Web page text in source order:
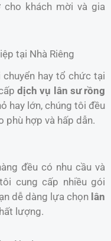
khách mời và gia
tại Nhà Riêng
hay tổ chức tại
dịch vụ lân sư rồng
hay lớn, chúng tôi đều
phù hợp và hấp dẫn.
đều có nhu cầu và
cung cấp nhiều gói
dễ dàng lựa chọn lân
lượng.